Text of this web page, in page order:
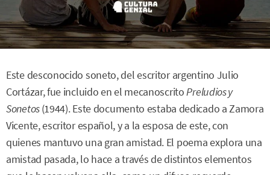
Este desconocido soneto, del escritor argentino Julio
Cortázar, fue incluido en el mecanoscritoPreludios y
Sonetos(1944). Este documento estaba dedicado a Zamora
Vicente, escritor español, y a la esposa de este, con
quienes mantuvo una gran amistad. El poema explora una
amistad pasada, lo hace a través de distintos elementos